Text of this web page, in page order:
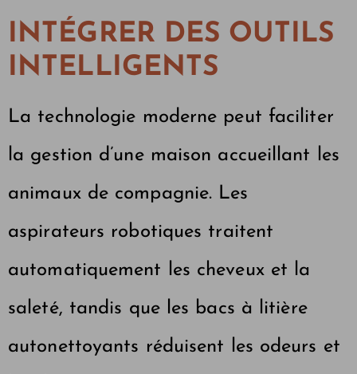
INTÉGRER DES OUTILS
INTELLIGENTS
La technologie moderne peut faciliter
la gestion d’une maison accueillant les
animaux de compagnie. Les
aspirateurs robotiques traitent
automatiquement les cheveux et la
saleté, tandis que les bacs à litière
autonettoyants réduisent les odeurs et